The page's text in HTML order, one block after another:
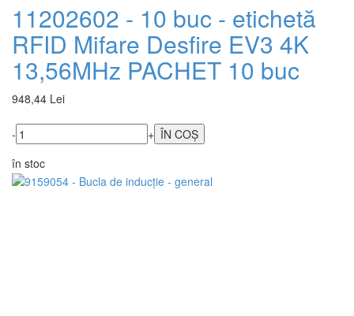
11202602 - 10 buc - etichetă
RFID Mifare Desfire EV3 4K
13,56MHz PACHET 10 buc
948,44 Lei
-
+
în stoc